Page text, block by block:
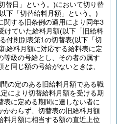
替日」という。)において切り替
下「切替給料月額」という。)
関する旧条例の適用により同年3
けていた給料月額(以下「旧給料
付則別表第1の切替表(以下「切
給料月額に対応する給料表に定
等級の号給とし、その者の属す
同じ額の号給がないときは、
の定のある旧給料月額である職
により切替給料月額を受ける期
表に定める期間に達しない者に
かわらず、切替表の旧給料月額
料月額に相当する額の直近上位